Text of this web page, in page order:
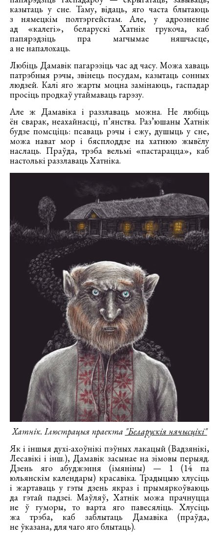
казытаць у сне. Таму, відаць, яго часта блытаюць
з нямецкім полтэргейстам. Але, у адрозненне
ад «калегі», беларускі Хатнік грукоча, каб
папярэдзіць пра магчымае няшчасце,
а не напалохаць.
Любіць Дамавік пагарэзіць час ад часу. Можа хаваць
патрэбныя рэчы, звінець посудам, казытаць сонных
людзей. Калі яго жарты моцна замінаюць, гаспадар
просіць продкаў утаймаваць гарэзу.
Але ж Дамавіка і раззлаваць можна. Не любіць
ён сварак, неахайнасці, п’янства. Раз’юшаны Хатнік
будзе помсціць: псаваць рэчы і ежу, душыць у сне,
можа нават мор і бясплоддзе на хатнюю жывёлу
наслаць. Праўда, трэба вельмі «пастарацца», каб
настолькі раззлаваць Хатніка.
Хатнік. Ілюстрацыя праекта "Беларускія нячысцікі"
Як і іншыя духі-ахоўнікі пэўных лакацый (Вадзянікі,
Лесавікі і інш.), Дамавік засынае на зімовы перыяд.
Дзень яго абуджэння (імяніны) — 1 (14 па
юльянскім календары) красавіка. Традыцыю хлусіць
і жартаваць у гэты дзень якраз і прымяркоўваюць
да гэтай падзеі. Маўляў, Хатнік можа прачнуцца
не ў гуморы, то варта яго павесяліць. Хлусіць
жа трэба, каб заблытаць Дамавіка (праўда,
не ўказана, для чаго яго блытаць).